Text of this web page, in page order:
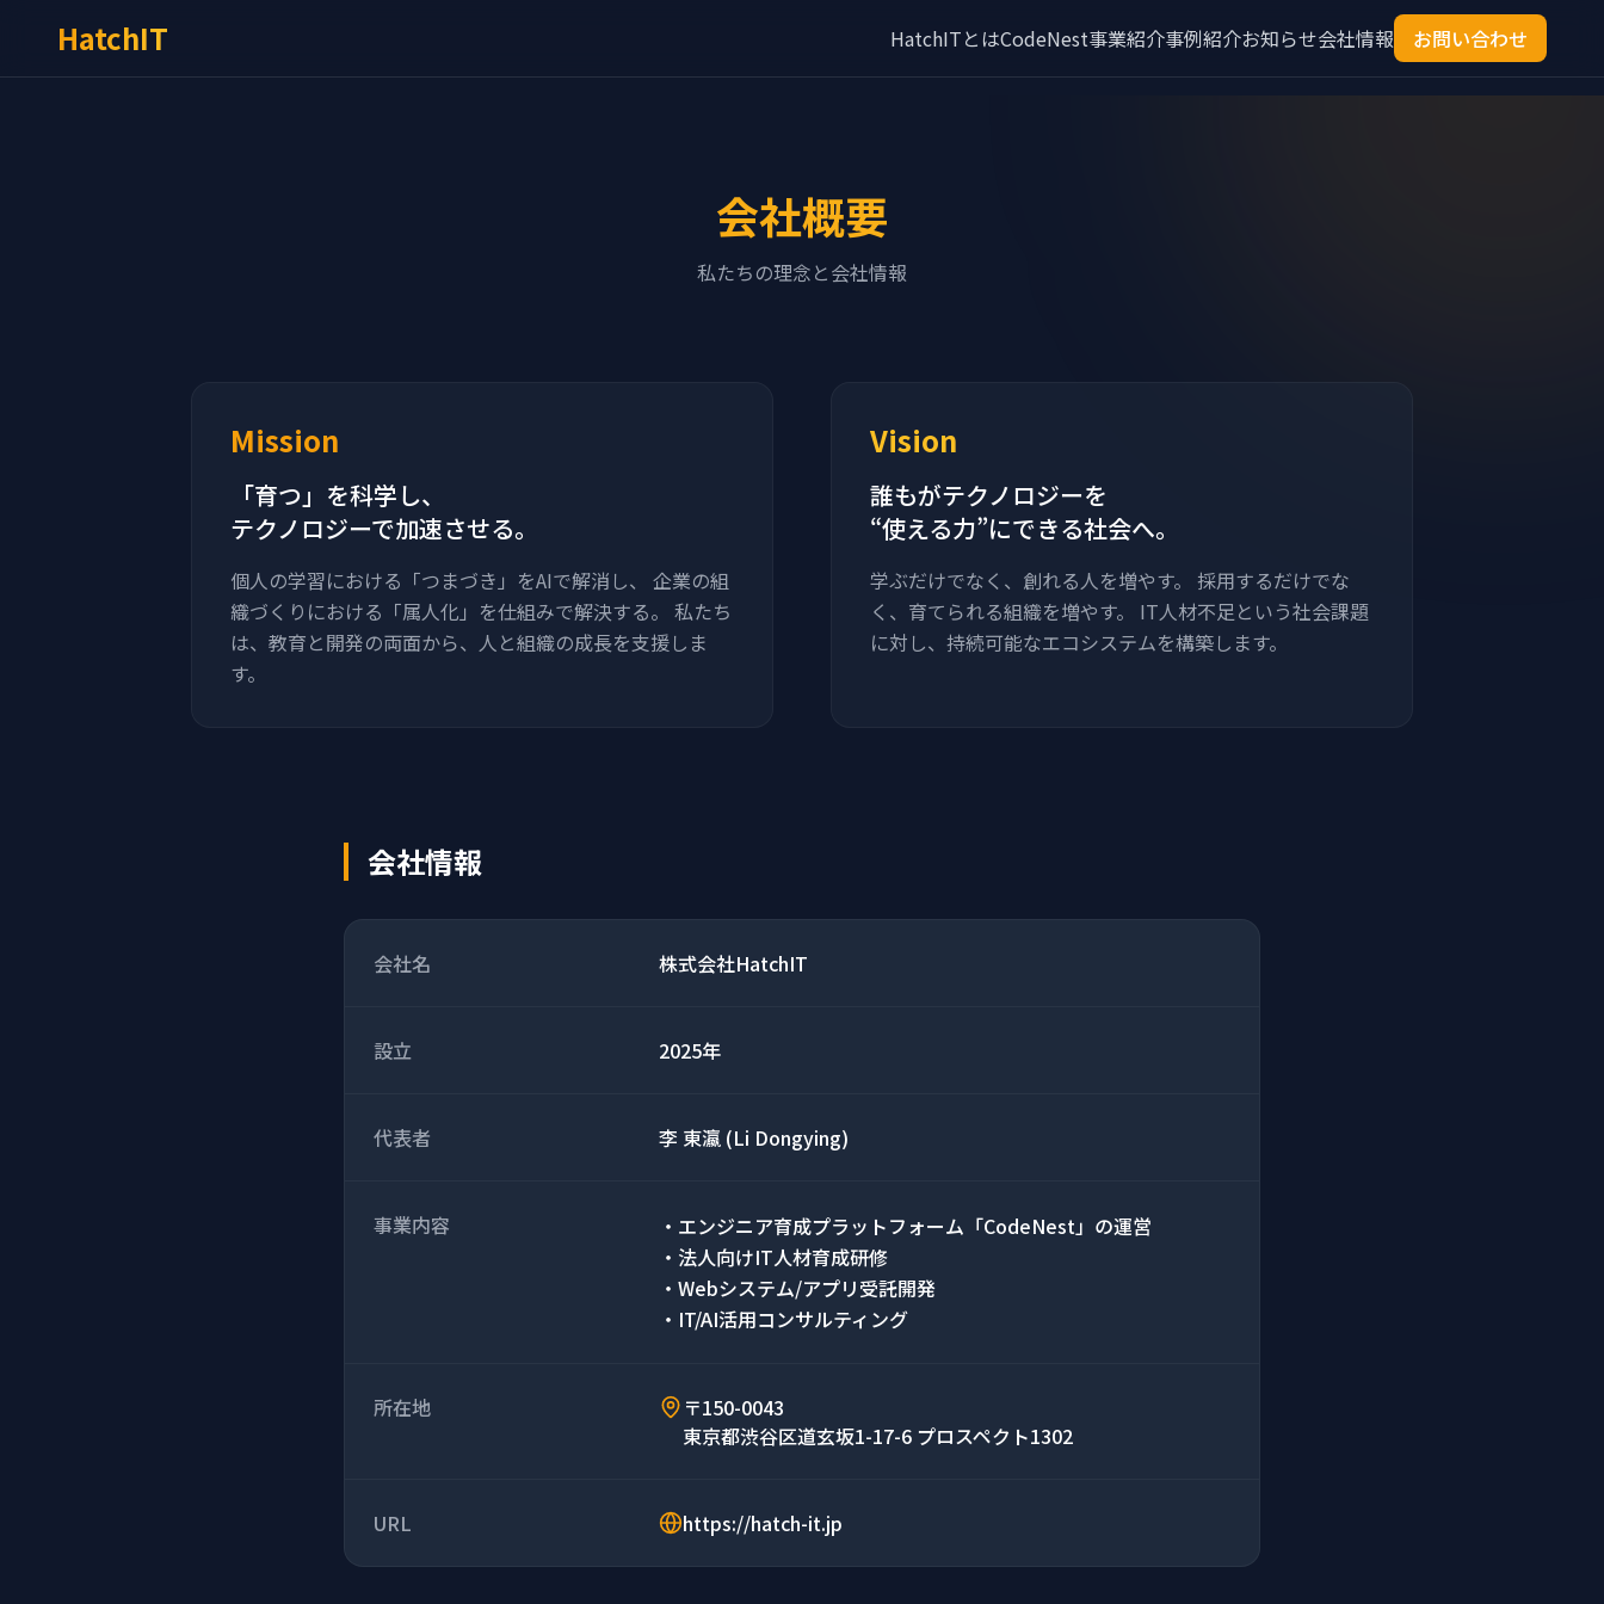
HatchIT HatchITとはCodeNest事業紹介事例紹介お知らせ会社情報 お問い合わせ
会社概要
私たちの理念と会社情報
Mission
「育つ」を科学し、
テクノロジーで加速させる。
個人の学習における「つまづき」をAIで解消し、 企業の組
織づくりにおける「属人化」を仕組みで解決する。 私たち
は、教育と開発の両面から、人と組織の成長を支援しま
す。
Vision
誰もがテクノロジーを
“使える力”にできる社会へ。
学ぶだけでなく、創れる人を増やす。 採用するだけでな
く、育てられる組織を増やす。 IT人材不足という社会課題
に対し、持続可能なエコシステムを構築します。
会社情報
会社名 株式会社HatchIT
設立 2025年
代表者 李 東瀛 (Li Dongying)
事業内容
・エンジニア育成プラットフォーム「CodeNest」の運営
・法人向けIT人材育成研修
・Webシステム/アプリ受託開発
・IT/AI活用コンサルティング
所在地
〒150-0043
東京都渋谷区道玄坂1-17-6 プロスペクト1302
URL https://hatch-it.jp